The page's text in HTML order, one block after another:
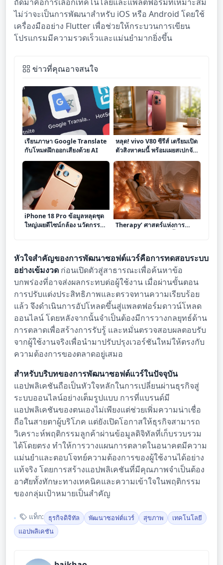
ไม่ว่าจะเป็นการพัฒนาสำหรับ iOS หรือ Android โดยใช้
เครื่องมืออย่าง Flutter เพื่อช่วยให้กระบวนการเขียน
โปรแกรมมีความรวดเร็วและแม่นยำมากยิ่งขึ้น
ข่าวที่คุณอาจสนใจ
เรียนภาษา Google Translate
กับโหมดฝึกออกเสียงด้วย AI
หลุด! vivo V80 ซีรีส์ เตรียมเปิด
ตัวสิงหาคมนี้ พร้อมเผยสเปกจัด
เต็ม
iPhone 18 Pro ข้อมูลหลุดชุด
ใหญ่เผยดีไซน์กล้อง นวัตกรรม
เจาะลึก ‘การทำ Salt
Therapy’ ศาสตร์แห่งการ
สุขภาพผิว
หัวใจสำคัญของการพัฒนาซอฟต์แวร์คือการทดสอบระบบ
อย่างเข้มงวด ก่อนเปิดตัวสู่สาธารณะเพื่อค้นหาข้อ
บกพร่องที่อาจส่งผลกระทบต่อผู้ใช้งาน เมื่อผ่านขั้นตอน
การปรับแต่งประสิทธิภาพและตรวจทานความเรียบร้อย
แล้ว จึงดำเนินการอัปโหลดขึ้นสู่แพลตฟอร์มดาวน์โหลด
ออนไลน์ โดยหลังจากนั้นจำเป็นต้องมีการวางกลยุทธ์ด้าน
การตลาดเพื่อสร้างการรับรู้ และหมั่นตรวจสอบผลตอบรับ
จากผู้ใช้งานจริงเพื่อนำมาปรับปรุงเวอร์ชันใหม่ให้ตรงกับ
ความต้องการของตลาดอยู่เสมอ
สำหรับบริบทของการพัฒนาซอฟต์แวร์ในปัจจุบัน
แอปพลิเคชันถือเป็นหัวใจหลักในการเปลี่ยนผ่านธุรกิจสู่
ระบบออนไลน์อย่างเต็มรูปแบบ การที่แบรนด์มี
แอปพลิเคชันของตนเองไม่เพียงแต่ช่วยเพิ่มความน่าเชื่อ
ถือในสายตาผู้บริโภค แต่ยังเปิดโอกาสให้ธุรกิจสามารถ
วิเคราะห์พฤติกรรมลูกค้าผ่านข้อมูลดิจิทัลที่เก็บรวบรวม
ได้โดยตรง ทำให้การวางแผนการตลาดในอนาคตมีความ
แม่นยำและตอบโจทย์ความต้องการของผู้ใช้งานได้อย่าง
แท้จริง โดยการสร้างแอปพลิเคชันที่มีคุณภาพจำเป็นต้อง
อาศัยทั้งทักษะทางเทคนิคและความเข้าใจในพฤติกรรม
ของกลุ่มเป้าหมายเป็นสำคัญ
แท็ก: ธุรกิจดิจิทัล พัฒนาซอฟต์แวร์ สุขภาพ
เทคโนโลยี
แอปพลิเคชัน